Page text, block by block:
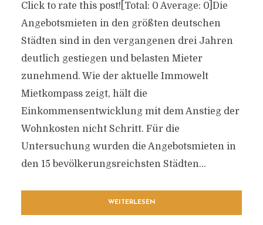
Click to rate this post![Total: 0 Average: 0]Die
Angebotsmieten in den größten deutschen
Städten sind in den vergangenen drei Jahren
deutlich gestiegen und belasten Mieter
zunehmend. Wie der aktuelle Immowelt
Mietkompass zeigt, hält die
Einkommensentwicklung mit dem Anstieg der
Wohnkosten nicht Schritt. Für die
Untersuchung wurden die Angebotsmieten in
den 15 bevölkerungsreichsten Städten...
WEITERLESEN